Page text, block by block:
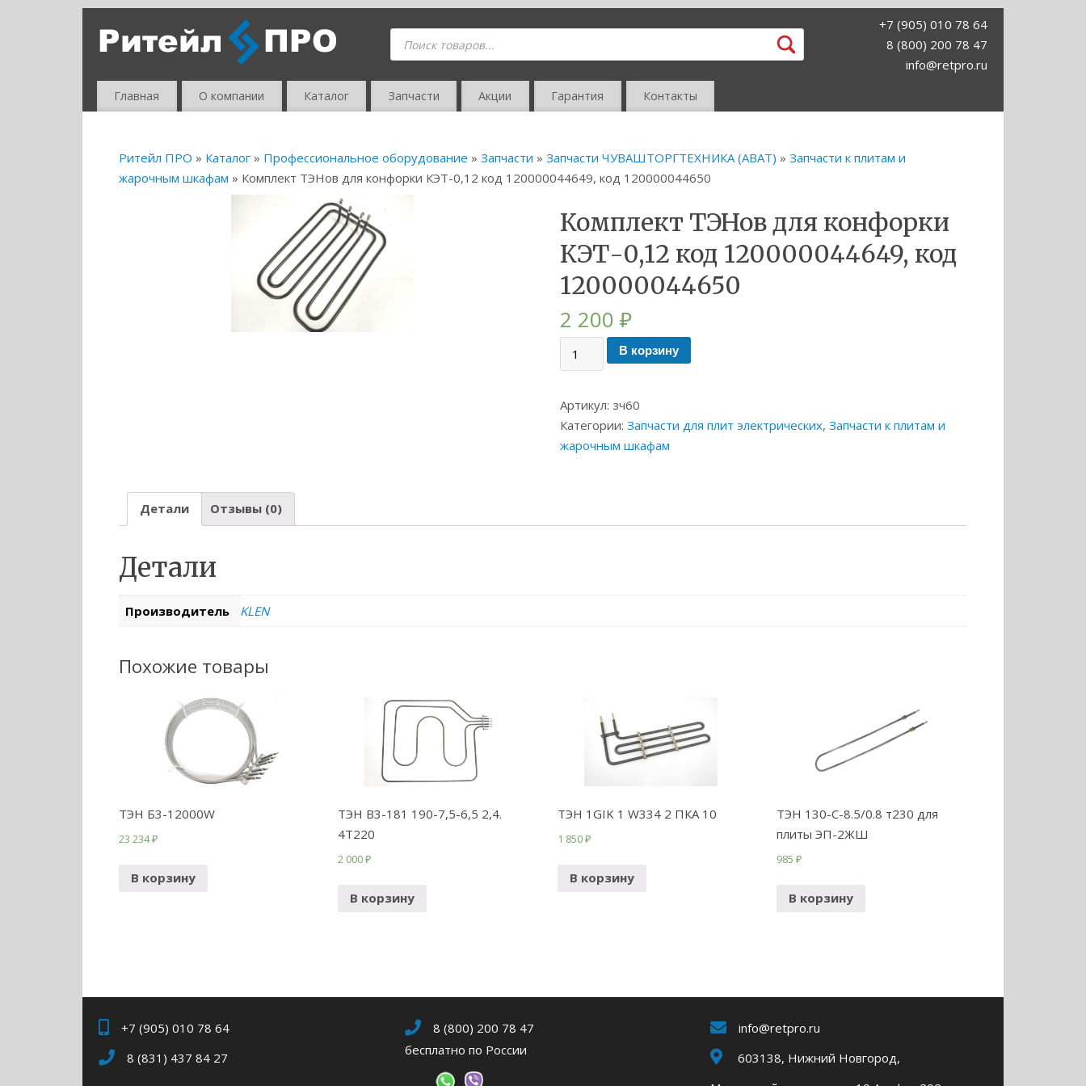
+7 (905) 010 78 64
8 (800) 200 78 47
info@retpro.ru
Главная О компании Каталог Запчасти Акции Гарантия Контакты
Ритейл ПРО » Каталог » Профессиональное оборудование » Запчасти » Запчасти ЧУВАШТОРГТЕХНИКА (ABAT) » Запчасти к плитам и
жарочным шкафам » Комплект ТЭНов для конфорки КЭТ-0,12 код 120000044649, код 120000044650
Комплект ТЭНов для конфорки
КЭТ-0,12 код 120000044649, код
120000044650
2 200 ₽
В корзину
Артикул: зч60
Категории: Запчасти для плит электрических, Запчасти к плитам и
жарочным шкафам
Детали Отзывы (0)
Детали
Производитель KLEN
Похожие товары
ТЭН Б3-12000W
23 234₽
В корзину
ТЭН B3-181 190-7,5-6,5 2,4.
4T220
2 000₽
В корзину
ТЭН 1GIK 1 W334 2 ПКА 10
1 850₽
В корзину
ТЭН 130-С-8.5/0.8 т230 для
плиты ЭП-2ЖШ
985₽
В корзину
+7 (905) 010 78 64
8 (831) 437 84 27
8 (800) 200 78 47
бесплатно по России
info@retpro.ru
603138, Нижний Новгород,